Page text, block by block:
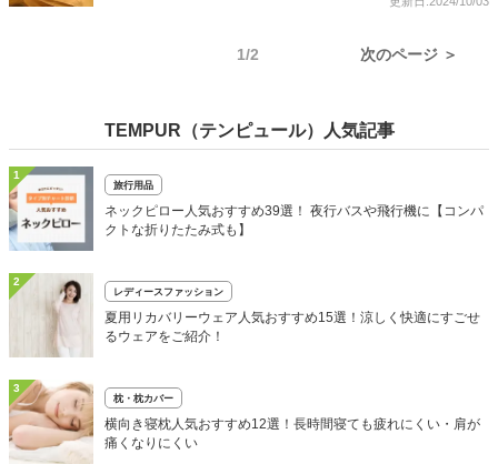
1/2 次のページ ＞
TEMPUR（テンピュール）人気記事
1
旅行用品
ネックピロー人気おすすめ39選！ 夜行バスや飛行機に【コンパ
クトな折りたたみ式も】
2
レディースファッション
夏用リカバリーウェア人気おすすめ15選！涼しく快適にすごせ
るウェアをご紹介！
3
枕・枕カバー
横向き寝枕人気おすすめ12選！長時間寝ても疲れにくい・肩が
痛くなりにくい